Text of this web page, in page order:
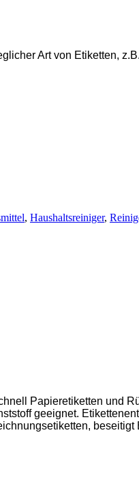
Art von Etiketten, z.B.
, Haushaltsreiniger,
Papieretiketten und
geeignet.